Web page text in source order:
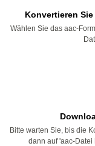
Konvertieren
Wählen Sie das aac-
Bitte warten Sie, bis die
dann auf 'aac-Datei